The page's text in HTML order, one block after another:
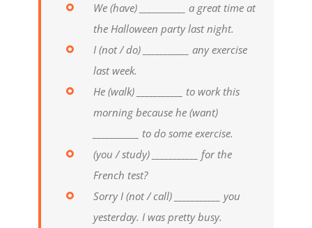
We (have) ___________ a great time at
the Halloween party last night.
I (not / do) ___________ any exercise
last week.
He (walk) ___________ to work this
morning because he (want)
___________ to do some exercise.
(you / study) ___________ for the
French test?
Sorry I (not / call) ___________ you
yesterday. I was pretty busy.